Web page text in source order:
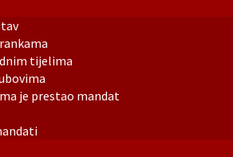
tijelima
je prestao mandat